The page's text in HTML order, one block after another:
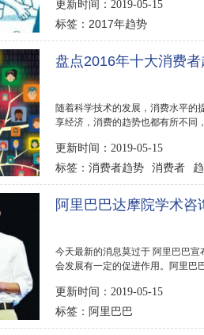
更新时间：2019-05-15
标签： 2017年趋势
盘点2016年十大消费
随着科学技术的发展，消费水平的
享经济，消费的趋势也都有所不同
更新时间：2019-05-15
标签： 消费者趋势 消费者
势
阿里巴巴达摩院学术
今天最新的消息莫过于 阿里巴巴
会发展有一定的促进作用。阿里巴
更新时间：2019-05-15
标签： 阿里巴巴